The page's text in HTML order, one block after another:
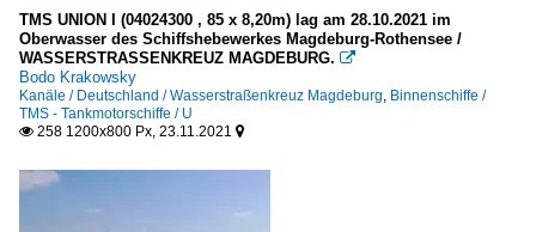
TMS UNION I (04024300 , 85 x 8,20m) lag am 28.10.2021 im
Oberwasser des Schiffshebewerkes Magdeburg-Rothensee /
WASSERSTRASSENKREUZ MAGDEBURG. 
Bodo Krakowsky
Kanäle / Deutschland / Wasserstraßenkreuz Magdeburg Binnenschiffe /
TMS - Tankmotorschiffe / U
 258 1200x800 Px, 23.11.2021 